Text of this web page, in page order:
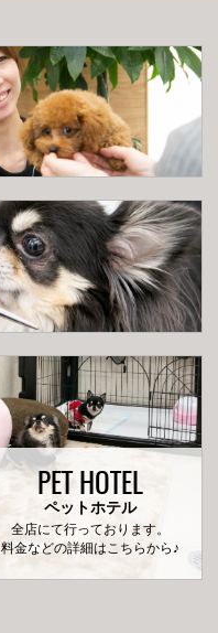
PET HOTEL
ペットホテル
全店にて行っております。
料金などの詳細はこちらから♪